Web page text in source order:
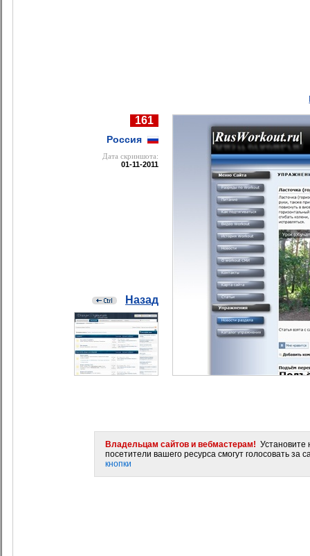
161
Россия
Дата cкриншота:
01-11-2011
Назад
Владельцам сайтов и вебмастерам! Установите
посетители вашего ресурса смогут голосовать за
кнопки